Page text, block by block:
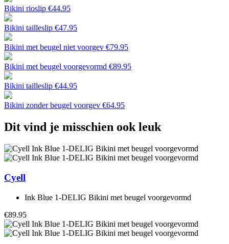
Bikini rioslip €44.95
Bikini tailleslip €47.95
Bikini met beugel niet voorgev €79.95
Bikini met beugel voorgevormd €89.95
Bikini tailleslip €44.95
Bikini zonder beugel voorgev €64.95
Dit vind je misschien ook leuk
Cyell
Ink Blue 1-DELIG Bikini met beugel voorgevormd
€89.95